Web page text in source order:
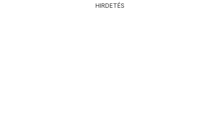
HIRDETÉS